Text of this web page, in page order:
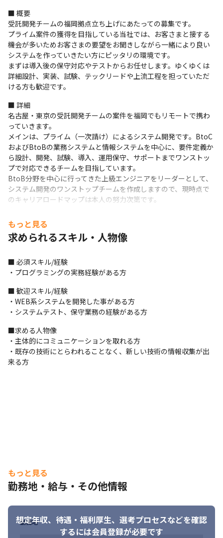
■ 概要
受託開発チームの福岡拠点立ち上げにあたっての募集です。
プライム案件の獲得を目指している当社では、お客さまと接する
機会が多いためお客さまの要望をお聞きしながら一緒により良い
システムを作っていきたい方にピッタリの環境です。
まずは導入後の保守対応やテストからお任せします。ゆくゆくは
詳細設計、実装、試験、テックリードや上流工程を担っていただ
ける方も歓迎です。
■ 詳細
名古屋・東京の受託開発チームの案件を福岡でもリモートで携わ
っていきます。
メインは、プライム（一次請け）によるシステム開発です。BtoC
およびBtoBの業務システムと情報システムを中心に、要件定義か
ら設計、開発、試験、導入、運用保守、サポートまでワンストッ
プで対応できるチームを目指しています。
BtoB分野を中心に行ってきた上級エンジニアをリーダーとして、
システム開発のワンストップチームを作成しますので、現時点で
のキャリアロードマップは本人の努力次第です。
サポートがありますので、ご安心ください。
もっと見る
求められるスキル・人物像
■ 必須スキル/経験
・プログラミングの実務経験がある方
■ 歓迎スキル/経験
・WEB系システムを開発した事がある方
・システムテスト、保守業務の経験がある方
■求める人物像
・主体的にコミュニケーションを取れる方
・既存の技術にとらわれることなく、新しい技術の情報収集が出
来る方
もっと見る
勤務地・給与・その他情報
想定年収、待遇・福利厚生、 選考プロセスなどを確認
するには会員登録が必要です
勤務地